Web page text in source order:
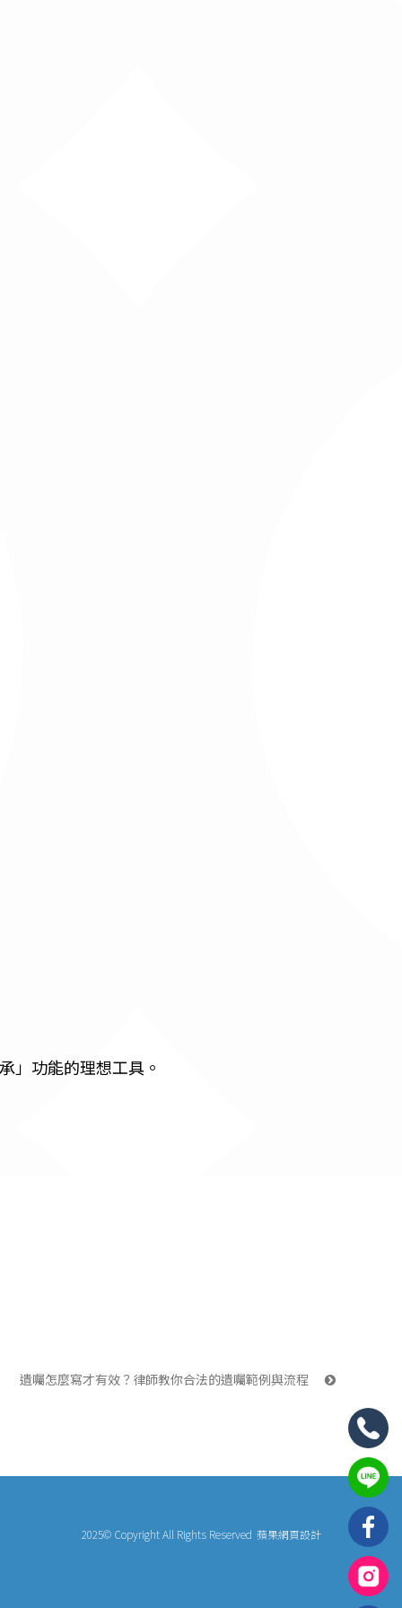
」功能的理想工具。
遺囑怎麼寫才有效？律師教你合法的遺囑範例與流程
2025© Copyright All Rights Reserved 蘋果網頁設計